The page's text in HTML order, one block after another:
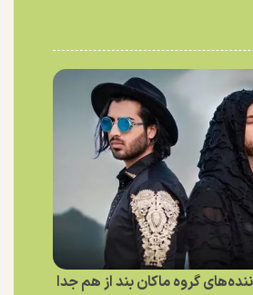
گروه ماکان بند از هم جدا